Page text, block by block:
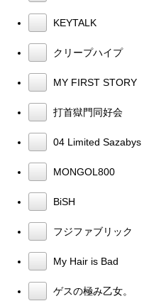
KEYTALK
クリープハイプ
MY FIRST STORY
打首獄門同好会
04 Limited Sazabys
MONGOL800
BiSH
フジファブリック
My Hair is Bad
ゲスの極み乙女。